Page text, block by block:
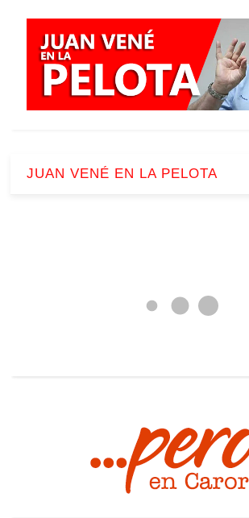
JUAN VENÉ EN LA PELOTA